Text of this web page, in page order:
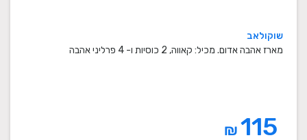
שוקולאב
מארז אהבה אדום. מכיל: קאווה, 2 כוסיות ו- 4 פרליני אהבה
₪